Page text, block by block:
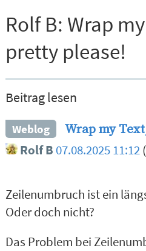
Rolf B: Wrap
pretty please!
Beitrag lesen
Weblog
Wrap my
Rolf B 07.08.2025 11:12 (
Zeilenumbruch ist ein
Oder doch nicht?
Das Problem bei